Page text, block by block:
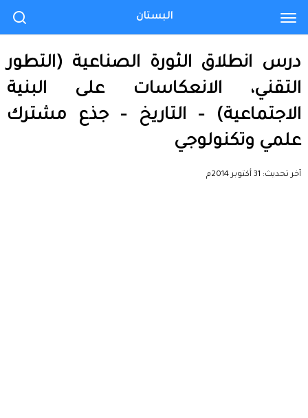
درس انطلاق الثورة الصناعية (التطور
التقني، الانعكاسات على البنية
الاجتماعية) – التاريخ – جذع مشترك
علمي وتكنولوجي
آخر تحديث: 31 أكتوبر 2014م
البستان